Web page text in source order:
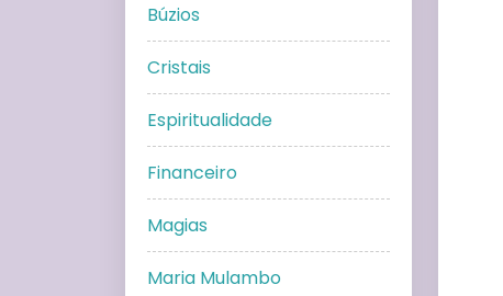
Búzios
Cristais
Espiritualidade
Financeiro
Magias
Maria Mulambo